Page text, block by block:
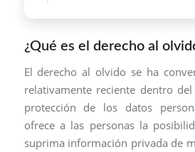
¿Qué es el derecho al
El derecho al olvido se ha
relativamente reciente dentro
protección de los datos
ofrece a las personas la
suprima información privada de